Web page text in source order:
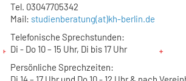
Tel. 03047705342
Mail: studienberatung(at)kh-berlin.de
Telefonische Sprechstunden:
Di - Do 10 – 15 Uhr, Di bis 17 Uhr
Persönliche Sprechzeiten: